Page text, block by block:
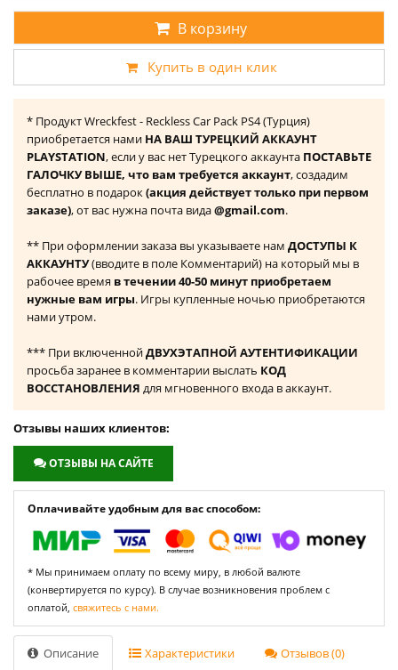
В корзину
Купить в один клик
* Продукт Wreckfest - Reckless Car Pack PS4 (Турция)
приобретается нами НА ВАШ ТУРЕЦКИЙ АККАУНТ
PLAYSTATION, если у вас нет Турецкого аккаунта ПОСТАВЬТЕ
ГАЛОЧКУ ВЫШЕ, что вам требуется аккаунт, создадим
бесплатно в подарок(акция действует только при первом
заказе), от вас нужна почта вида@gmail.com.
** При оформлении заказа вы указываете нам ДОСТУПЫ К
АККАУНТУ(вводите в поле Комментарий) на который мы в
рабочее время в течении 40-50 минут приобретаем
нужные вам игры. Игры купленные ночью приобретаются
нами утром.
*** При включеннойДВУХЭТАПНОЙ АУТЕНТИФИКАЦИИ
просьба заранее в комментарии выслать КОД
ВОССТАНОВЛЕНИЯ для мгновенного входа в аккаунт.
Отзывы наших клиентов:
ОТЗЫВЫ НА САЙТЕ
Оплачивайте удобным для вас способом:
* Мы принимаем оплату по всему миру, в любой валюте
(конвертируется по курсу). В случае возникновения проблем с
оплатой, свяжитесь с нами.
Описание Характеристики Отзывов (0)